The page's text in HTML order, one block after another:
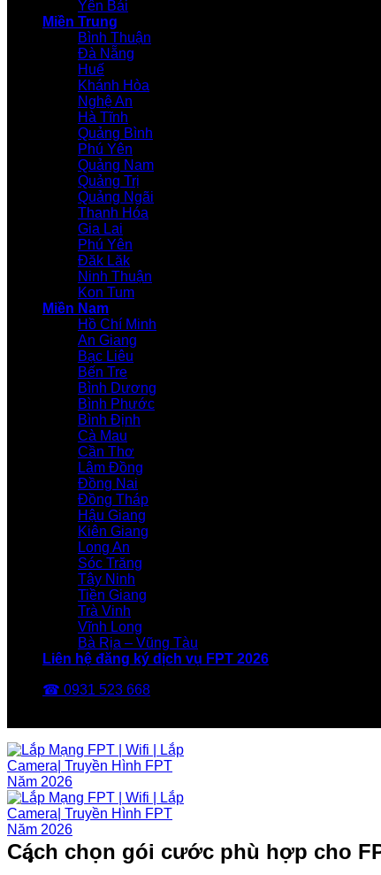
Yên Bái
Miền Trung
Bình Thuận
Đà Nẵng
Huế
Khánh Hòa
Nghệ An
Hà Tĩnh
Quảng Bình
Phú Yên
Quảng Nam
Quảng Trị
Quảng Ngãi
Thanh Hóa
Gia Lai
Phú Yên
Đăk Lăk
Ninh Thuận
Kon Tum
Miền Nam
Hồ Chí Minh
An Giang
Bạc Liêu
Bến Tre
Bình Dương
Bình Phước
Bình Định
Cà Mau
Cần Thơ
Lâm Đồng
Đồng Nai
Đồng Tháp
Hậu Giang
Kiên Giang
Long An
Sóc Trăng
Tây Ninh
Tiền Giang
Trà Vinh
Vĩnh Long
Bà Rịa – Vũng Tàu
Liên hệ đăng ký dịch vụ FPT 2026
☎ 0931 523 668
Cách chọn gói cước phù hợp cho